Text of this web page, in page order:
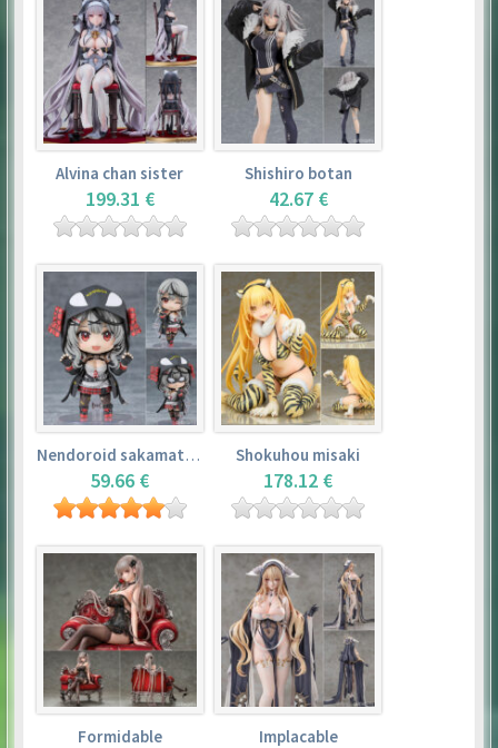
Alvina chan sister
199.31 €
Shishiro botan
42.67 €
Nendoroid sakamata chloe
59.66 €
Shokuhou misaki
178.12 €
Formidable Implacable